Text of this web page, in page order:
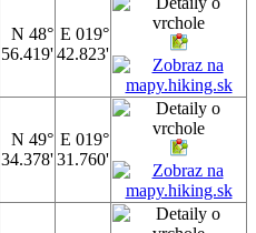
N 48°
56.419'
E 019°
42.823'
N 49°
34.378'
E 019°
31.760'